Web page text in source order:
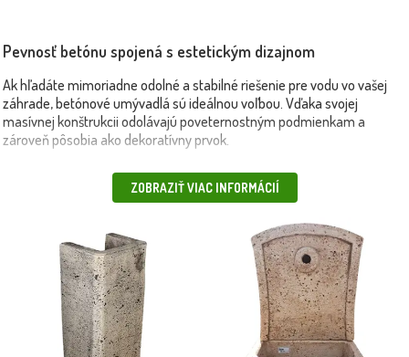
Pevnosť betónu spojená s estetickým dizajnom
Ak hľadáte mimoriadne odolné a stabilné riešenie pre vodu vo vašej
záhrade, betónové umývadlá sú ideálnou voľbou. Vďaka svojej
masívnej konštrukcii odolávajú poveternostným podmienkam a
zároveň pôsobia ako dekoratívny prvok.
💧 Výhody betónových umývadiel: výnimočná stabilita a životnosť,
vhodné na celoročné použitie, rustikálny a prírodný vzhľad, ktorý ladí s
okolitou zeleňou, minimálna údržba – odolnosť voči korózii a
🧱 V ponuke nájdete: voľne stojace aj nástenné betónové umývadlá,
modely s integrovaným odtokom, štýly vhodné do klasických aj
vidieckych záhrad. 🎯 Odporúčame pre: chalupy, farmárske dvory,
tradičné záhrady, záhradné kuchyne a miesta s častým používaním
vody, kombináciu s voľne stojacim hydrantom alebo kovovým
kohútikom.
ZOBRAZIŤ VIAC INFORMÁCIÍ